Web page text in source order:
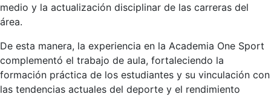
medio y la actualización disciplinar de las carreras del
área.
De esta manera, la experiencia en la Academia One Sport
complementó el trabajo de aula, fortaleciendo la
formación práctica de los estudiantes y su vinculación con
las tendencias actuales del deporte y el rendimiento